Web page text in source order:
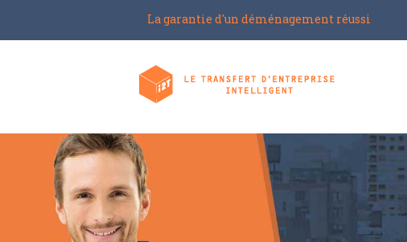
La garantie d'un déménagement réussi